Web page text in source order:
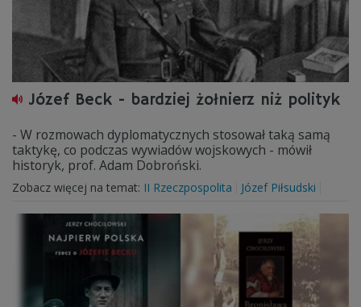
Józef Beck - bardziej żołnierz niż polityk
- W rozmowach dyplomatycznych stosował taką samą
taktykę, co podczas wywiadów wojskowych - mówił
historyk, prof. Adam Dobroński.
Zobacz więcej na temat: II Rzeczpospolita Józef Piłsudski